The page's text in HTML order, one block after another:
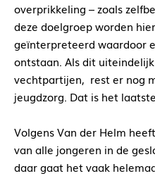
overprikkeling – zoals
deze doelgroep worden
geïnterpreteerd waardoor
ontstaan. Als dit
vechtpartijen, rest er nog
jeugdzorg. Dat is het
Volgens Van der Helm
van alle jongeren in de
daar gaat het vaak